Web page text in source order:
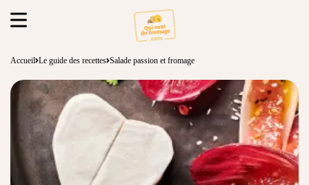
Accueil Le guide des recettes Salade passion et fromage